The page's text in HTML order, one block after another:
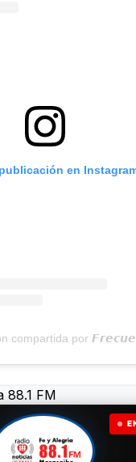
en
88.1 FM